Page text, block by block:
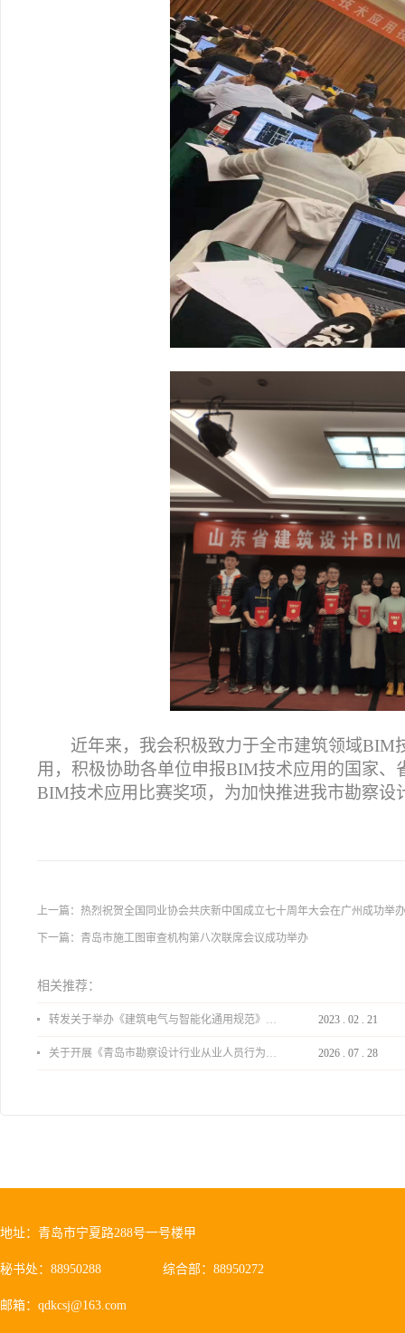
近年来，我会积极致力于全市建筑领域BIM
用，积极协助各单位申报BIM技术应用的国家、
BIM技术应用比赛奖项，为加快推进我市勘察设
上一篇： 热烈祝贺全国同业协会共庆新中国成立七十周年大会在广州成功举
下一篇： 青岛市施工图审查机构第八次联席会议成功举办
相关推荐：
转发关于举办《建筑电气与智能化通用规范》 GB55024-2022公益宣贯的通知 2023 . 02 . 21
关于开展《青岛市勘察设计行业从业人员行为导则》、《青岛市住宅工程设计审查品质提升指引（2026版）》宣贯活动的通知 2026 . 07 . 28
地址：青岛市宁夏路288号一号楼甲
秘书处：88950288 综合部：88950272
邮箱：qdkcsj@163.com